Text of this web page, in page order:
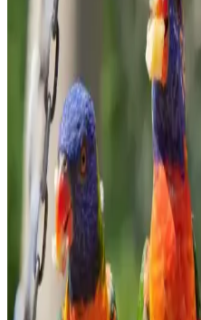
Evde Bulyon Hazırlama
Tarifler
Evde bulyon hazırlamak, doğal
sağlar. Malzeme seçimi ve
yakalayın, sağlıklı ve
Ormanlı Pirinci Nedir ve
Doğal Bir Seçenek
Ormanlı pirinci, doğal ortamda
türüdür. Geleneksel tekniklerle
özgün tat ve aroma katar, doğru
çıkarır.
Bozkırlı Çavuşoğlu
Ürünlerle Marketlerde